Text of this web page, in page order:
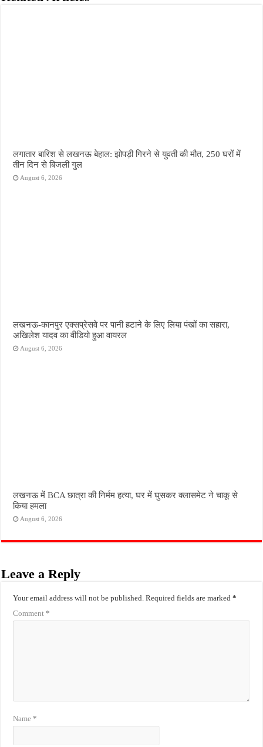
लगातार बारिश से लखनऊ बेहाल: झोपड़ी गिरने से युवती की मौत, 250 घरों में
तीन दिन से बिजली गुल
August 6, 2026
लखनऊ-कानपुर एक्सप्रेसवे पर पानी हटाने के लिए लिया पंखों का सहारा,
अखिलेश यादव का वीडियो हुआ वायरल
August 6, 2026
लखनऊ में BCA छात्रा की निर्मम हत्या, घर में घुसकर क्लासमेट ने चाकू से
किया हमला
August 6, 2026
Leave a Reply
Your email address will not be published. Required fields are marked*
Comment*
Name*